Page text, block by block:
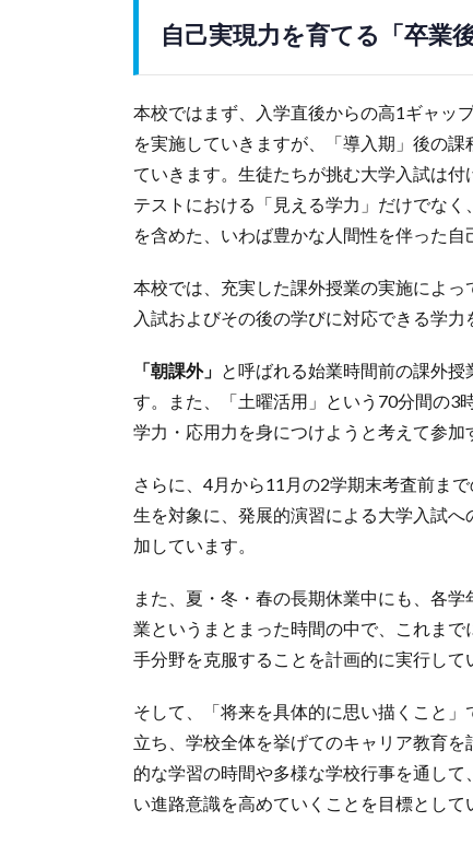
自己実現力を育てる「卒業
本校ではまず、入学直後からの高1ギャッ
を実施していきますが、「導入期」後の課
ていきます。生徒たちが挑む大学入試は
テストにおける「見える学力」だけでな
を含めた、いわば豊かな人間性を伴った自
本校では、充実した課外授業の実施によ
入試およびその後の学びに対応できる学力
「朝課外」 と呼ばれる始業時間前の課外
す。また、「土曜活用」という70分間の3
学力・応用力を身につけようと考えて参加
さらに、4月から11月の2学期末考査前ま
生を対象に、発展的演習による大学入試
加しています。
また、夏・冬・春の長期休業中にも、各
業というまとまった時間の中で、これま
手分野を克服することを計画的に実行して
そして、「将来を具体的に思い描くこと
立ち、学校全体を挙げてのキャリア教育
的な学習の時間や多様な学校行事を通し
い進路意識を高めていくことを目標として